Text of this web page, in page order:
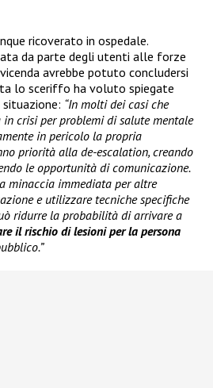
ricoverato in ospedale.
da parte degli utenti alle forze
avrebbe potuto concludersi
lo sceriffo ha voluto spiegate
“In molti dei casi che
crisi per problemi di salute mentale
in pericolo la propria
priorità alla de-escalation, creando
le opportunità di comunicazione.
minaccia immediata per altre
e utilizzare tecniche specifiche
ridurre la probabilità di arrivare a
il rischio di lesioni per la persona